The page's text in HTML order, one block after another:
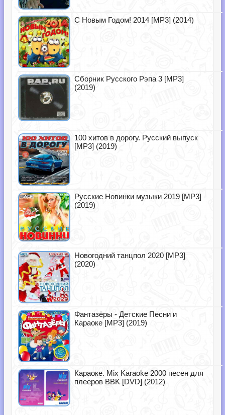
С Новым Годом! 2014 [MP3] (2014)
Сборник Русского Рэпа 3 [MP3]
(2019)
100 хитов в дорогу. Русский выпуск
[MP3] (2019)
Русские Новинки музыки 2019 [MP3]
(2019)
Новогодний танцпол 2020 [MP3]
(2020)
Фантазёры - Детские Песни и
Караоке [MP3] (2019)
Караоке. Mix Karaoke 2000 песен для
плееров BBK [DVD] (2012)